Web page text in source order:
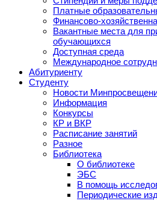
Платные
Финансово-
Вакантные места для
обучающихся
Доступная среда
Международное
Абитуриенту
Студенту
Новости
Информация
Конкурсы
КР и ВКР
Расписание занятий
Разное
Библиотека
О библиотеке
ЭБС
В помощь
Периодические